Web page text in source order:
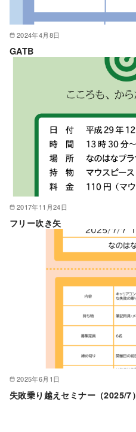
2024年4月8日
GATB
2017年11月24日
フリー吹き矢
2025年6月1日
失敗乗り越えセミナー（2025/7）